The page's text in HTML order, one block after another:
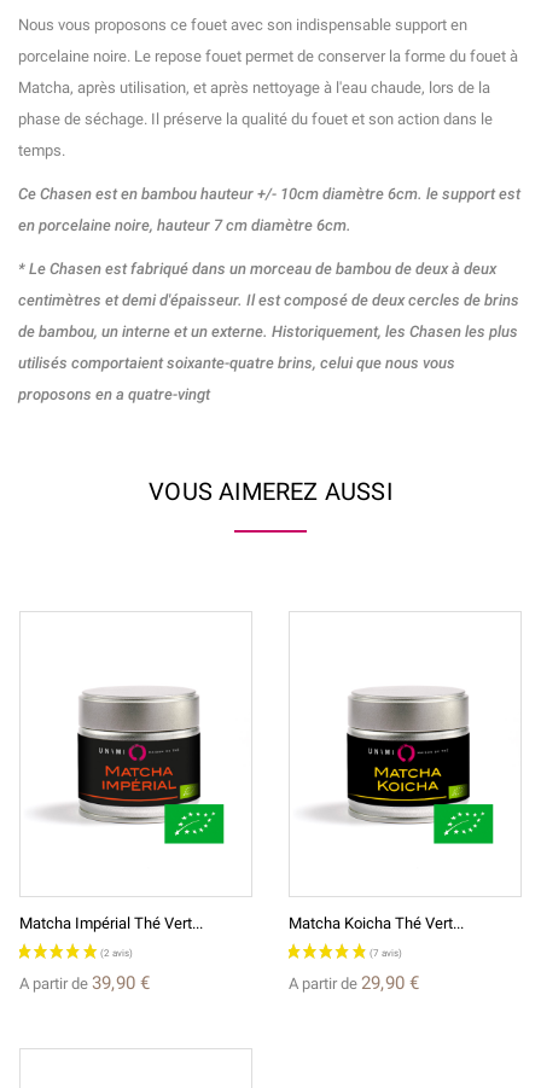
Nous vous proposons ce fouet avec son indispensable support en
porcelaine noire. Le repose fouet permet de conserver la forme du fouet à
Matcha, après utilisation, et après nettoyage à l'eau chaude, lors de la
phase de séchage. Il préserve la qualité du fouet et son action dans le
temps.
Ce Chasen est en bambou hauteur +/- 10cm diamètre 6cm. le support est
en porcelaine noire, hauteur 7 cm diamètre 6cm.
* Le Chasen est fabriqué dans un morceau de bambou de deux à deux
centimètres et demi d'épaisseur. Il est composé de deux cercles de brins
de bambou, un interne et un externe. Historiquement, les Chasen les plus
utilisés comportaient soixante-quatre brins, celui que nous vous
proposons en a quatre-vingt
VOUS AIMEREZ AUSSI
Matcha Impérial Thé Vert...
A partir de 39,90 €
Matcha Koicha Thé Vert...
A partir de 29,90 €